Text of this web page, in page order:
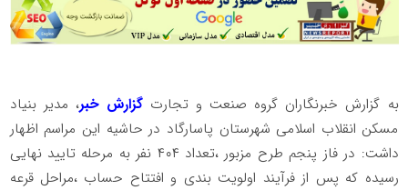
به گزارش خبرنگاران گروه صنعت و تجارت گزارش خبر، مدیر بنیاد
مسکن انقلاب اسلامی شهرستان پاسارگاد در حاشیه این مراسم اظهار
داشت: در فاز پنجم طرح مزبور ،تعداد ۴۰۴ نفر به مرحله تایید نهایی
رسیده که پس از فرآیند اولویت بندی و افتتاح حساب ،مراحل قرعه